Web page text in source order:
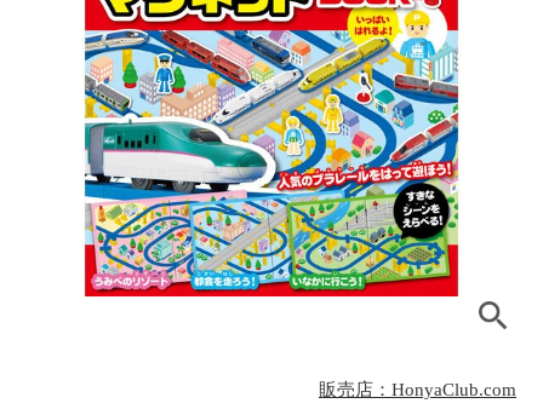
販売店：HonyaClub.com